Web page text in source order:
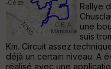
Rallye
une
suis
Km. Circuit assez
déjà un certain niveau. A
réalisé avec une